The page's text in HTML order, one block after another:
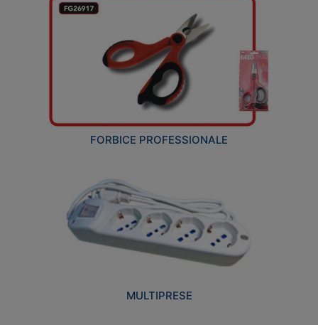
FORBICE PROFESSIONALE
MULTIPRESE